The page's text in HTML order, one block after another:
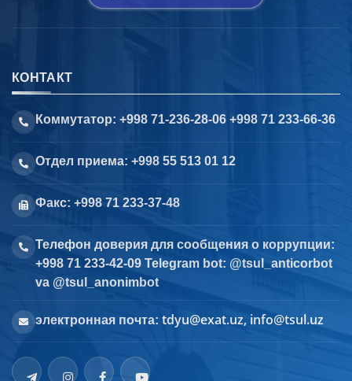
КОНТАКТ
Коммутатор: +998 71-236-28-06 +998 71 233-66-36
Отдел приема: +998 55 513 01 12
Факс: +998 71 233-37-48
Телефон доверия для сообщения о коррупции:
+998 71 233-42-09 Telegram bot: @tsul_anticorbot
va @tsul_anonimbot
электронная почта: tdyu@exat.uz, info@tsul.uz